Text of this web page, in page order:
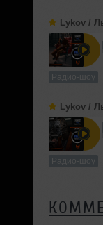
Lykov /
Радио-шоу
Lykov /
Радио-шоу